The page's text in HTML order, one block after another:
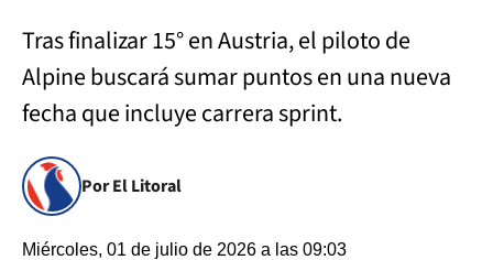
Tras finalizar 15° en Austria, el piloto de
Alpine buscará sumar puntos en una nueva
fecha que incluye carrera sprint.
Por El Litoral
Miércoles, 01 de julio de 2026 a las 09:03